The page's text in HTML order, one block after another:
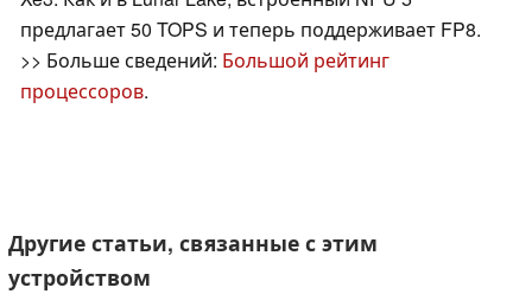
предлагает 50 TOPS и теперь поддерживает FP8.
>> Больше сведений: Большой рейтинг
процессоров.
Другие статьи, связанные с этим
устройством